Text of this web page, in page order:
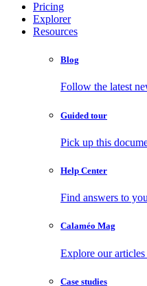
Pricing
Explorer
Resources
Blog
Follow the latest
Guided tour
Pick up this
Help Center
Find answers to
Calaméo Mag
Explore our
Case studies